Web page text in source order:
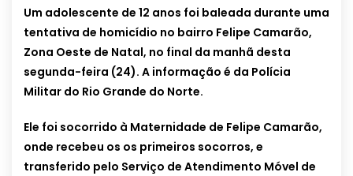
Um adolescente de 12 anos foi baleada durante uma
tentativa de homicídio no bairro Felipe Camarão,
Zona Oeste de Natal, no final da manhã desta
segunda-feira (24). A informação é da Polícia
Militar do Rio Grande do Norte.
Ele foi socorrido à Maternidade de Felipe Camarão,
onde recebeu os os primeiros socorros, e
transferido pelo Serviço de Atendimento Móvel de